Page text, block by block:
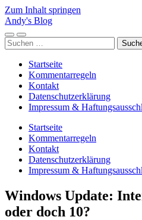
Zum Inhalt springen
Andy's Blog
Mobile-
Menü
Suchfeld
ein-/ausblenden
Suchen
nach:
Startseite
Kommentarregeln
Kontakt
Datenschutzerklärung
Impressum &
Startseite
Kommentarregeln
Kontakt
Datenschutzerklärung
Impressum &
Windows Update:
oder doch 10?